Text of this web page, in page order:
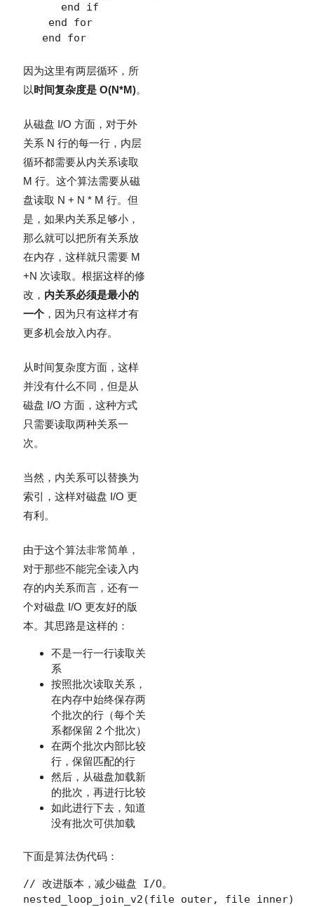
      end if
    end for
因为这里有两层循环，所
以时间复杂度是 O(N*M)。
从磁盘 I/O 方面，对于外
关系 N 行的每一行，内层
循环都需要从内关系读取
M 行。这个算法需要从磁
盘读取 N + N * M 行。但
是，如果内关系足够小，
那么就可以把所有关系放
在内存，这样就只需要 M
+N 次读取。根据这样的修
改， 内关系必须是最小的
一个 ，因为只有这样才有
更多机会放入内存。
从时间复杂度方面，这样
并没有什么不同，但是从
磁盘 I/O 方面，这种方式
只需要读取两种关系一
次。
当然，内关系可以替换为
索引，这样对磁盘 I/O 更
有利。
由于这个算法非常简单，
对于那些不能完全读入内
存的内关系而言，还有一
个对磁盘 I/O 更友好的版
本。其思路是这样的：
不是一行一行读取关
系
按照批次读取关系，
在内存中始终保存两
个批次的行（每个关
系都保留 2 个批次）
在两个批次内部比较
行，保留匹配的行
然后，从磁盘加载新
的批次，再进行比较
如此进行下去，知道
没有批次可供加载
下面是算法伪代码：
// 改进版本，减少磁盘 I/O。
nested_loop_join_v2(file outer, file inner)